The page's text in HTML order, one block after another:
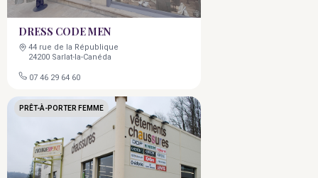
DRESS CODE MEN
44 rue de la République
24200 Sarlat-la-Canéda
07 46 29 64 60
PRÊT-À-PORTER FEMME